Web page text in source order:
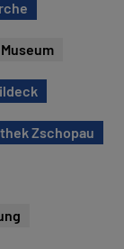
Museum
Zschopau